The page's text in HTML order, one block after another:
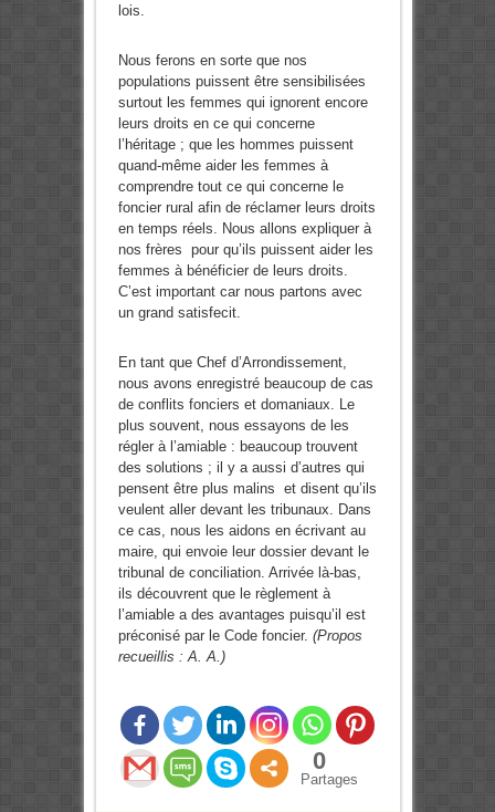
lois.
Nous ferons en sorte que nos
populations puissent être sensibilisées
surtout les femmes qui ignorent encore
leurs droits en ce qui concerne
l’héritage ; que les hommes puissent
quand-même aider les femmes à
comprendre tout ce qui concerne le
foncier rural afin de réclamer leurs droits
en temps réels. Nous allons expliquer à
nos frères pour qu’ils puissent aider les
femmes à bénéficier de leurs droits.
C’est important car nous partons avec
un grand satisfecit.
En tant que Chef d’Arrondissement,
nous avons enregistré beaucoup de cas
de conflits fonciers et domaniaux. Le
plus souvent, nous essayons de les
régler à l’amiable : beaucoup trouvent
des solutions ; il y a aussi d’autres qui
pensent être plus malins et disent qu’ils
veulent aller devant les tribunaux. Dans
ce cas, nous les aidons en écrivant au
maire, qui envoie leur dossier devant le
tribunal de conciliation. Arrivée là-bas,
ils découvrent que le règlement à
l’amiable a des avantages puisqu’il est
préconisé par le Code foncier. (Propos
recueillis : A. A.)
0
Partages